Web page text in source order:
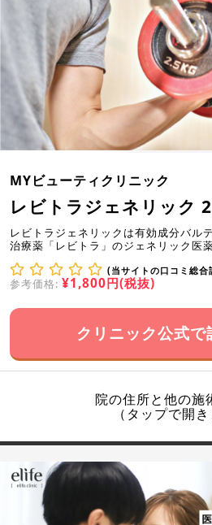
MYビューティクリニック
レビトラジェネリック
レビトラジェネリックは有効成分バル
治療薬「レビトラ」のジェネリック医薬
(当サイトの口コミ総合
参考価格: ¥1,800円(税抜)
クリニック公式で
院の住所と他の
（タップで開き